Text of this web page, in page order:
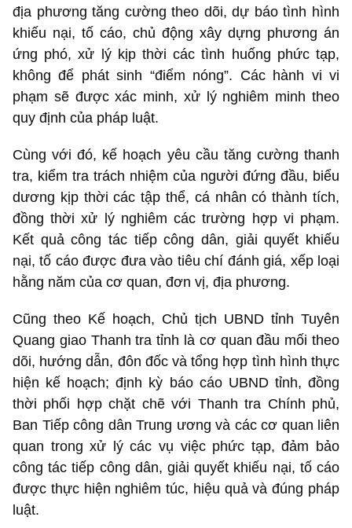
địa phương tăng cường theo dõi, dự báo tình hình
khiếu nại, tố cáo, chủ động xây dựng phương án
ứng phó, xử lý kịp thời các tình huống phức tạp,
không để phát sinh “điểm nóng”. Các hành vi vi
phạm sẽ được xác minh, xử lý nghiêm minh theo
quy định của pháp luật.
Cùng với đó, kế hoạch yêu cầu tăng cường thanh
tra, kiểm tra trách nhiệm của người đứng đầu, biểu
dương kịp thời các tập thể, cá nhân có thành tích,
đồng thời xử lý nghiêm các trường hợp vi phạm.
Kết quả công tác tiếp công dân, giải quyết khiếu
nại, tố cáo được đưa vào tiêu chí đánh giá, xếp loại
hằng năm của cơ quan, đơn vị, địa phương.
Cũng theo Kế hoạch, Chủ tịch UBND tỉnh Tuyên
Quang giao Thanh tra tỉnh là cơ quan đầu mối theo
dõi, hướng dẫn, đôn đốc và tổng hợp tình hình thực
hiện kế hoạch; định kỳ báo cáo UBND tỉnh, đồng
thời phối hợp chặt chẽ với Thanh tra Chính phủ,
Ban Tiếp công dân Trung ương và các cơ quan liên
quan trong xử lý các vụ việc phức tạp, đảm bảo
công tác tiếp công dân, giải quyết khiếu nại, tố cáo
được thực hiện nghiêm túc, hiệu quả và đúng pháp
luật.